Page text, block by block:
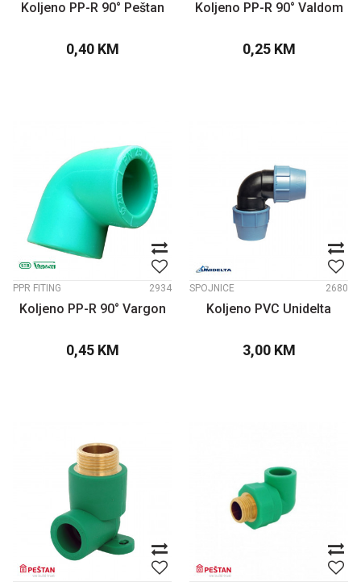
Koljeno PP-R 90° Peštan
0,40 KM
Koljeno PP-R 90° Valdom
0,25 KM
PPR FITING 2934
Koljeno PP-R 90° Vargon
0,45 KM
SPOJNICE 2680
Koljeno PVC Unidelta
3,00 KM